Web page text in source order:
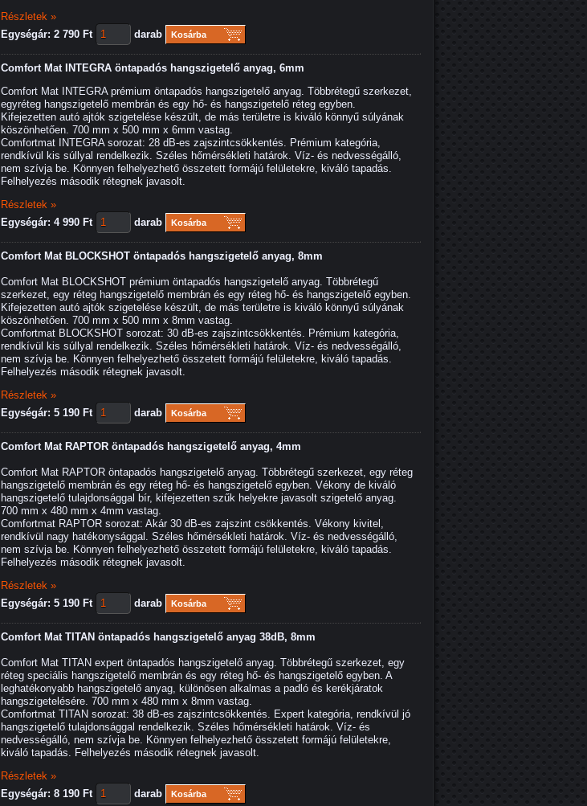
Részletek »
Egységár: 2 790 Ft
darab Kosárba
Comfort Mat INTEGRA öntapadós hangszigetelő anyag, 6mm
Comfort Mat INTEGRA prémium öntapadós hangszigetelő anyag. Többrétegű szerkezet,
egyréteg hangszigetelő membrán és egy hő- és hangszigetelő réteg egyben.
Kifejezetten autó ajtók szigetelése készült, de más területre is kiváló könnyű súlyának
köszönhetően. 700 mm x 500 mm x 6mm vastag.
Comfortmat INTEGRA sorozat: 28 dB-es zajszintcsökkentés. Prémium kategória,
rendkívül kis súllyal rendelkezik. Széles hőmérsékleti határok. Víz- és nedvességálló,
nem szívja be. Könnyen felhelyezhető összetett formájú felületekre, kiváló tapadás.
Felhelyezés második rétegnek javasolt.
Részletek »
Egységár: 4 990 Ft
darab Kosárba
Comfort Mat BLOCKSHOT öntapadós hangszigetelő anyag, 8mm
Comfort Mat BLOCKSHOT prémium öntapadós hangszigetelő anyag. Többrétegű
szerkezet, egy réteg hangszigetelő membrán és egy réteg hő- és hangszigetelő egyben.
Kifejezetten autó ajtók szigetelése készült, de más területre is kiváló könnyű súlyának
köszönhetően. 700 mm x 500 mm x 8mm vastag.
Comfortmat BLOCKSHOT sorozat: 30 dB-es zajszintcsökkentés. Prémium kategória,
rendkívül kis súllyal rendelkezik. Széles hőmérsékleti határok. Víz- és nedvességálló,
nem szívja be. Könnyen felhelyezhető összetett formájú felületekre, kiváló tapadás.
Felhelyezés második rétegnek javasolt.
Részletek »
Egységár: 5 190 Ft
darab Kosárba
Comfort Mat RAPTOR öntapadós hangszigetelő anyag, 4mm
Comfort Mat RAPTOR öntapadós hangszigetelő anyag. Többrétegű szerkezet, egy réteg
hangszigetelő membrán és egy réteg hő- és hangszigetelő egyben. Vékony de kiváló
hangszigetelő tulajdonsággal bír, kifejezetten szűk helyekre javasolt szigetelő anyag.
700 mm x 480 mm x 4mm vastag.
Comfortmat RAPTOR sorozat: Akár 30 dB-es zajszint csökkentés. Vékony kivitel,
rendkívül nagy hatékonysággal. Széles hőmérsékleti határok. Víz- és nedvességálló,
nem szívja be. Könnyen felhelyezhető összetett formájú felületekre, kiváló tapadás.
Felhelyezés második rétegnek javasolt.
Részletek »
Egységár: 5 190 Ft
darab Kosárba
Comfort Mat TITAN öntapadós hangszigetelő anyag 38dB, 8mm
Comfort Mat TITAN expert öntapadós hangszigetelő anyag. Többrétegű szerkezet, egy
réteg speciális hangszigetelő membrán és egy réteg hő- és hangszigetelő egyben. A
leghatékonyabb hangszigetelő anyag, különösen alkalmas a padló és kerékjáratok
hangszigetelésére. 700 mm x 480 mm x 8mm vastag.
Comfortmat TITAN sorozat: 38 dB-es zajszintcsökkentés. Expert kategória, rendkívül jó
hangszigetelő tulajdonsággal rendelkezik. Széles hőmérsékleti határok. Víz- és
nedvességálló, nem szívja be. Könnyen felhelyezhető összetett formájú felületekre,
kiváló tapadás. Felhelyezés második rétegnek javasolt.
Részletek »
Egységár: 8 190 Ft
darab Kosárba